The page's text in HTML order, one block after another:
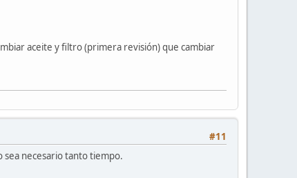
aceite y filtro (primera revisión) que cambiar
#11
sea necesario tanto tiempo.